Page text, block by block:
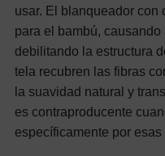
usar. El blanqueador con
para el bambú,
debilitando la estructura
tela recubren las fibras
la suavidad natural y
es contraproducente
específicamente por